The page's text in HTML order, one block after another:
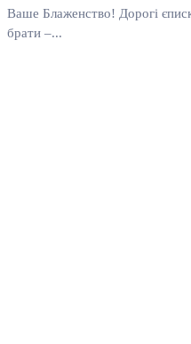
Ваше Блаженство! Дорогі
брати –...